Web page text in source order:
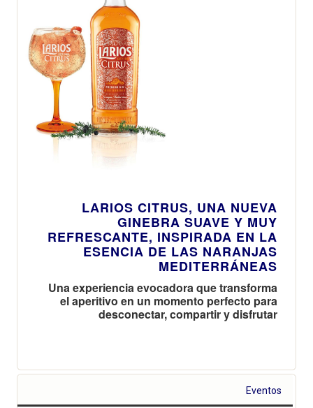
LARIOS CITRUS, UNA NUEVA
GINEBRA SUAVE Y MUY
REFRESCANTE, INSPIRADA EN LA
ESENCIA DE LAS NARANJAS
MEDITERRÁNEAS
Una experiencia evocadora que transforma
el aperitivo en un momento perfecto para
desconectar, compartir y disfrutar
Eventos